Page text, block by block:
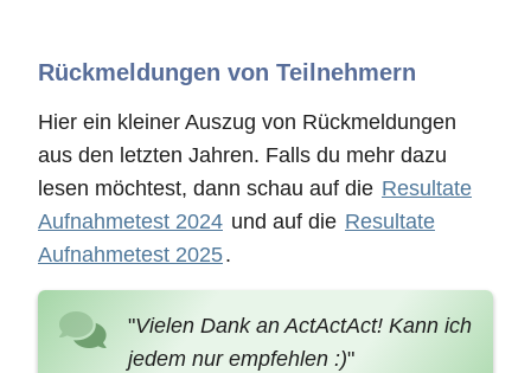
Rückmeldungen von Teilnehmern
Hier ein kleiner Auszug von Rückmeldungen
aus den letzten Jahren. Falls du mehr dazu
lesen möchtest, dann schau auf die Resultate
Aufnahmetest 2024 und auf die Resultate
Aufnahmetest 2025.
"Vielen Dank an ActActAct! Kann ich
jedem nur empfehlen :)"